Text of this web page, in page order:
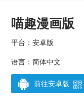
喵趣漫画版
平台：安卓版
语言：简体中文
前往安卓版